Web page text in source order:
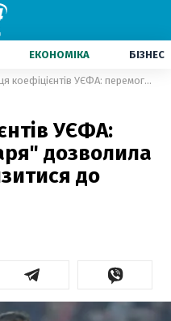
ЕКОНОМІКА БІЗНЕС
Таблиця коефіцієнтів УЄФА: перемога "Шахтаря" дозволила українцям наблизитися до конкурентів
УЄФА:
дозволила
до